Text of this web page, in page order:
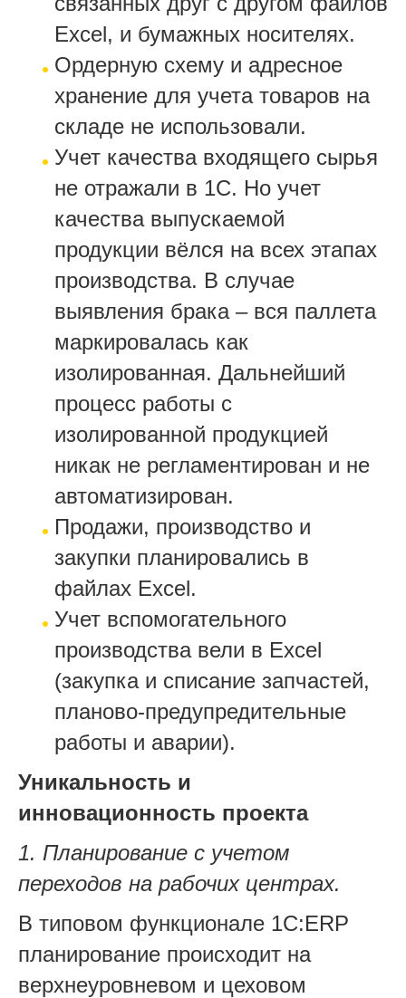
Excel, и бумажных носителях.
Ордерную схему и адресное
хранение для учета товаров на
складе не использовали.
Учет качества входящего сырья
не отражали в 1С. Но учет
качества выпускаемой
продукции вёлся на всех этапах
производства. В случае
выявления брака – вся паллета
маркировалась как
изолированная. Дальнейший
процесс работы с
изолированной продукцией
никак не регламентирован и не
автоматизирован. ​
Продажи, производство и
закупки планировались в
файлах Excel.
Учет вспомогательного
производства вели в Excel
(закупка и списание запчастей,
планово-предупредительные
работы и аварии). ​
Уникальность и
инновационность проекта
1. Планирование с учетом
переходов на рабочих центрах.
В типовом функционале 1С:ERP
планирование происходит на
верхнеуровневом и цеховом